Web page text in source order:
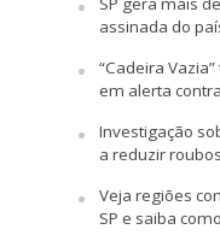
assinada do
“Cadeira
em alerta
Investigação
a reduzir
Veja regiões
SP e saiba